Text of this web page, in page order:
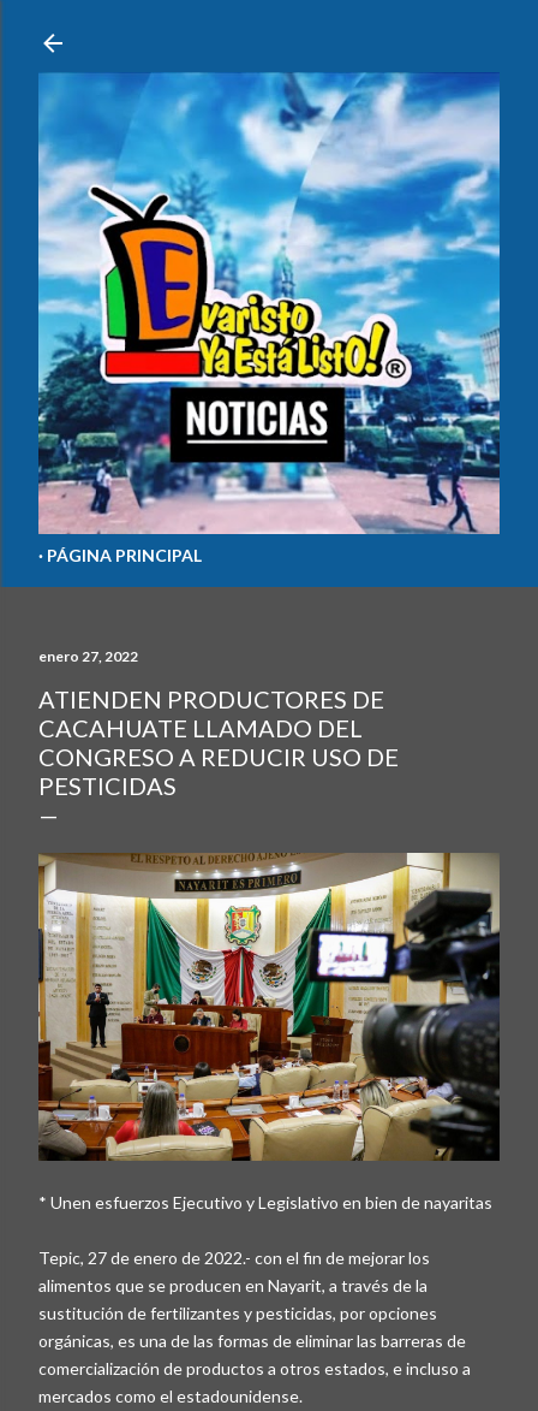
PÁGINA PRINCIPAL
enero 27, 2022
ATIENDEN PRODUCTORES DE
CACAHUATE LLAMADO DEL
CONGRESO A REDUCIR USO DE
PESTICIDAS
* Unen esfuerzos Ejecutivo y Legislativo en bien de nayaritas
Tepic, 27 de enero de 2022.- con el fin de mejorar los
alimentos que se producen en Nayarit, a través de la
sustitución de fertilizantes y pesticidas, por opciones
orgánicas, es una de las formas de eliminar las barreras de
comercialización de productos a otros estados, e incluso a
mercados como el estadounidense.